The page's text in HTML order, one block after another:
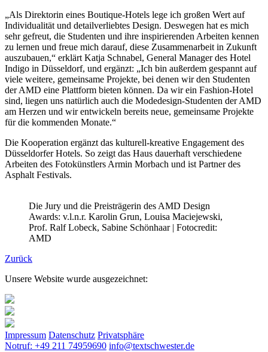
„Als Direktorin eines Boutique-Hotels lege ich großen Wert auf
Individualität und detailverliebtes Design. Deswegen hat es mich
sehr gefreut, die Studenten und ihre inspirierenden Arbeiten kennen
zu lernen und freue mich darauf, diese Zusammenarbeit in Zukunft
auszubauen,“ erklärt Katja Schnabel, General Manager des Hotel
Indigo in Düsseldorf, und ergänzt: „Ich bin außerdem gespannt auf
viele weitere, gemeinsame Projekte, bei denen wir den Studenten
der AMD eine Plattform bieten können. Da wir ein Fashion-Hotel
sind, liegen uns natürlich auch die Modedesign-Studenten der AMD
am Herzen und wir entwickeln bereits neue, gemeinsame Projekte
für die kommenden Monate.“
Die Kooperation ergänzt das kulturell-kreative Engagement des
Düsseldorfer Hotels. So zeigt das Haus dauerhaft verschiedene
Arbeiten des Fotokünstlers Armin Morbach und ist Partner des
Asphalt Festivals.
Die Jury und die Preisträgerin des AMD Design
Awards: v.l.n.r. Karolin Grun, Louisa Maciejewski,
Prof. Ralf Lobeck, Sabine Schönhaar | Fotocredit:
AMD
Zurück
Unsere Website wurde ausgezeichnet:
Impressum Datenschutz Privatsphäre
Notruf: +49 211 74959690 info@textschwester.de